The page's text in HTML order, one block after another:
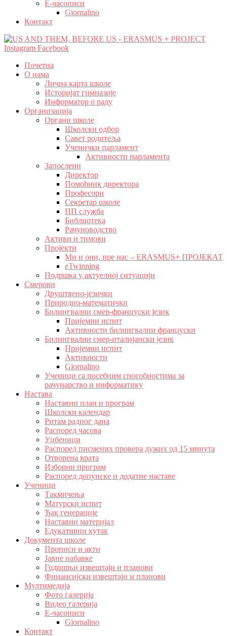
Е-часописи
Giornalino
Контакт
Instagram Facebook
Почетна
О нама
Лична карта школе
Историјат гимназије
Информатор о раду
Организација
Органи школе
Школски одбор
Савет родитеља
Ученички парламент
Активности парламента
Запослени
Директор
Помоћник директора
Професори
Секретар школе
ПП служба
Библиотека
Рачуноводство
Активи и тимови
Пројекти
Ми и они, пре нас – ERASMUS+ ПРОЈЕКАТ
eTwinning
Подршка у актуелној ситуацији
Смерови
Друштвено-језички
Природно-математички
Билингвални смер-француски језик
Пријемни испит
Активности билингвални француски
Билингвални смер-италијански језик
Пријемни испит
Активности
Giornalino
Ученици са посебним способностима за
рачунарство и информатику
Настава
Наставни план и програм
Школски календар
Ритам радног дана
Распоред часова
Уџбеници
Распоред писмених провера дужих од 15 минута
Отворена врата
Изборни програм
Распоред допунске и додатне наставе
Ученици
Такмичења
Матурски испит
Ђак генерације
Наставни материјал
Едукативни кутак
Документа школе
Прописи и акти
Јавне набавке
Годишњи извештаји и планови
Финансијски извештаји и планови
Мултимедија
Фото галерија
Видео галерија
Е-часописи
Giornalino
Контакт